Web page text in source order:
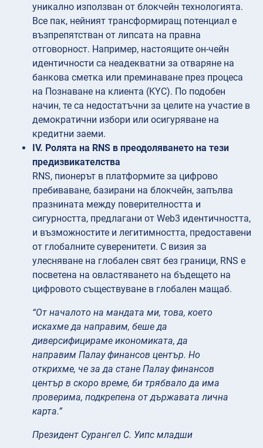
уникално използван от блокчейн технологията.
Все пак, нейният трансформиращ потенциал е
възпрепятстван от липсата на правна
отговорност. Например, настоящите он-чейн
идентичности са неадекватни за отваряне на
банкова сметка или преминаване през процеса
на Познаване на клиента (KYC). По подобен
начин, те са недостатъчни за целите на участие в
демократични избори или осигуряване на
кредитни заеми.
IV. Ролята на RNS в преодоляването на тези
предизвикателства
RNS, пионерът в платформите за цифрово
пребиваване, базирани на блокчейн, запълва
празнината между поверителността и
сигурността, предлагани от Web3 идентичността,
и възможностите и легитимността, предоставени
от глобалните суверенитети. С визия за
улесняване на глобален свят без граници, RNS е
посветена на овластяването на бъдещето на
цифровото съществуване в глобален мащаб.
“От началото на мандата ми, това, което
искахме да направим, беше да
диверсифицираме икономиката, да
направим Палау финансов център. Но
открихме, че за да стане Палау финансов
център в скоро време, би трябвало да има
проверима, подкрепена от държавата лична
карта.”
Президент Сурангел С. Уипс младши